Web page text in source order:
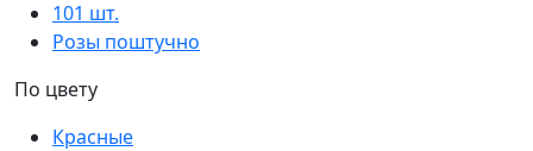
101 шт.
Розы поштучно
По цвету
Красные